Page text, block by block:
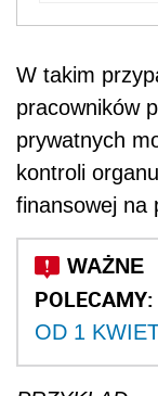
W takim
pracowników
prywatnych
kontroli
finansowej na
POLECAMY:
OD 1